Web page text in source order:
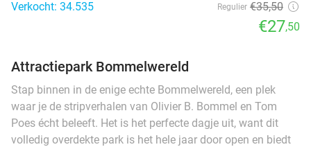
Verkocht: 34.535
Regulier €35,50
€27,50
Attractiepark Bommelwereld
Stap binnen in de enige echte Bommelwereld, een plek
waar je de stripverhalen van Olivier B. Bommel en Tom
Poes écht beleeft. Het is het perfecte dagje uit, want dit
volledig overdekte park is het hele jaar door open en biedt